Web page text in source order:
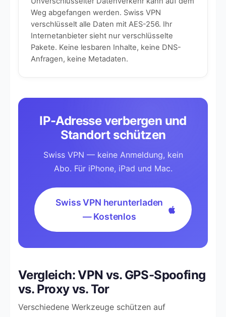
Weg abgefangen werden. Swiss VPN
verschlüsselt alle Daten mit AES-256. Ihr
Internetanbieter sieht nur verschlüsselte
Pakete. Keine lesbaren Inhalte, keine DNS-
Anfragen, keine Metadaten.
IP-Adresse verbergen und
Standort schützen
Swiss VPN — keine Anmeldung, kein
Abo. Für iPhone, iPad und Mac.
Swiss VPN herunterladen
— Kostenlos
Vergleich: VPN vs. GPS-Spoofing
vs. Proxy vs. Tor
Verschiedene Werkzeuge schützen auf